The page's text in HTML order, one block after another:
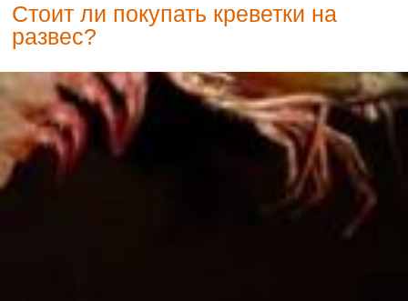
Стоит ли покупать креветки на
развес?